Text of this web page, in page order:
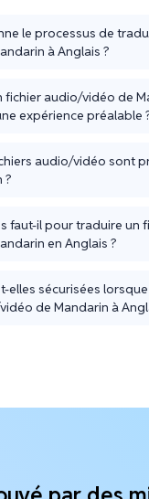
le processus de
à Anglais ?
fichier audio/vidéo de
expérience préalable
audio/vidéo sont
?
faut-il pour traduire un
en Anglais ?
elles sécurisées
de Mandarin à